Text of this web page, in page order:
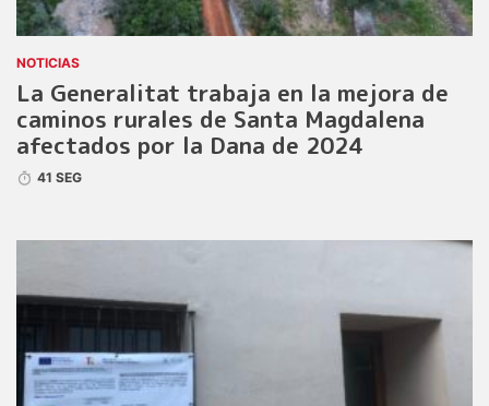
NOTICIAS
La Generalitat trabaja en la mejora de
caminos rurales de Santa Magdalena
afectados por la Dana de 2024
41 SEG